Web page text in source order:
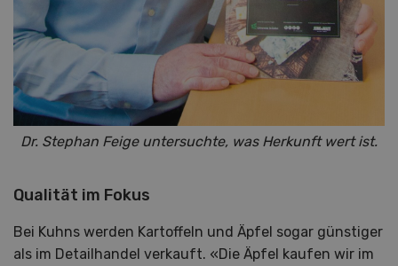
Dr. Stephan Feige untersuchte, was Herkunft wert ist.
Qualität im Fokus
Bei Kuhns werden Kartoffeln und Äpfel sogar günstiger
als im Detailhandel verkauft. «Die Äpfel kaufen wir im